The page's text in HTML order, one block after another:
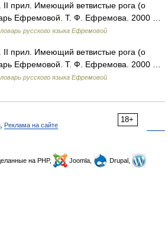
прил. Имеющий ветвистые рога (о
Ефремовой. Т. Ф. Ефремова. 2000 …
русского языка Ефремовой
прил. Имеющий ветвистые рога (о
Ефремовой. Т. Ф. Ефремова. 2000 …
русского языка Ефремовой
18+
Реклама на сайте
на PHP, Joomla,
Drupal,